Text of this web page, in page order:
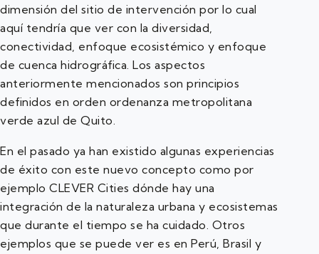
dimensión del sitio de intervención por lo cual
aquí tendría que ver con la diversidad,
conectividad, enfoque ecosistémico y enfoque
de cuenca hidrográfica. Los aspectos
anteriormente mencionados son principios
definidos en orden ordenanza metropolitana
verde azul de Quito.
En el pasado ya han existido algunas experiencias
de éxito con este nuevo concepto como por
ejemplo CLEVER Cities dónde hay una
integración de la naturaleza urbana y ecosistemas
que durante el tiempo se ha cuidado. Otros
ejemplos que se puede ver es en Perú, Brasil y